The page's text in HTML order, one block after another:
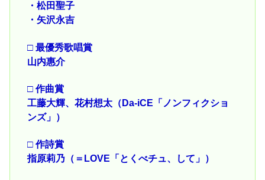
・松田聖子
・矢沢永吉
□ 最優秀歌唱賞
山内惠介
□ 作曲賞
工藤大輝、花村想太（Da-iCE「ノンフィクショ
ンズ」）
□ 作詩賞
指原莉乃（＝LOVE「とくべチュ、して」）